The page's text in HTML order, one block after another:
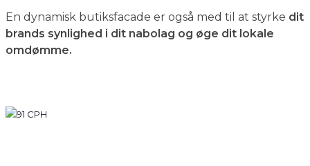
En dynamisk butiksfacade er også med til at styrke dit
brands synlighed i dit nabolag og øge dit lokale
omdømme.